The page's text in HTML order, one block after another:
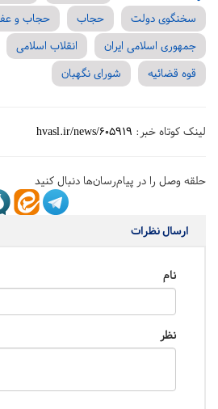
سخنگوی دولت
حجاب حجاب و
جمهوری اسلامی ایران
انقلاب اسلامی
قوه قضائیه
شورای نگهبان
لینک کوتاه خبر: hvasl.ir/news/605919
حلقه وصل را در پیام‌رسان‌ها دنبال کنید
ارسال نظرات
نام
نظر